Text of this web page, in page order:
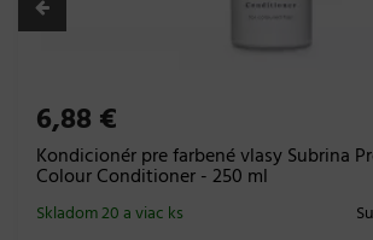
6,88 €
Kondicionér pre farbené vlasy Subrina
Colour Conditioner - 250 ml
Skladom 20 a viac ks